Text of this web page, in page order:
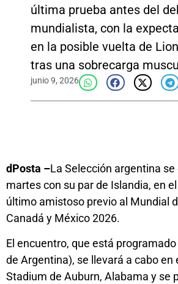
última prueba antes del
mundialista, con la
en la posible vuelta de
tras una sobrecarga
junio 9, 2026
dPosta –La Selección argentina
martes con su par de Islandia, en
último amistoso previo al Mundial
Canadá y México 2026.
El encuentro, que está
de Argentina), se llevará a cabo en
Stadium de Auburn, Alabama y se